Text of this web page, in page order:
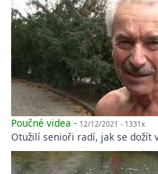
Poučné videa - 12/12/2021 - 1331x
Otužilí senioři radí, jak se dožít